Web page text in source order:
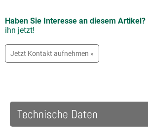
Haben Sie Interesse an diesem Artikel?
ihn jetzt!
Jetzt Kontakt aufnehmen »
Technische Daten